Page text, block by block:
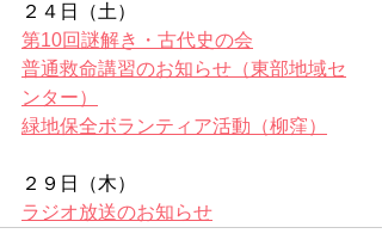
２４日（土）
第10回謎解き・古代史の会
普通救命講習のお知らせ（東部地域セ
ンター）
緑地保全ボランティア活動（柳窪）
２９日（木）
ラジオ放送のお知らせ